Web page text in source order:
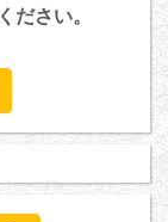
ださい。